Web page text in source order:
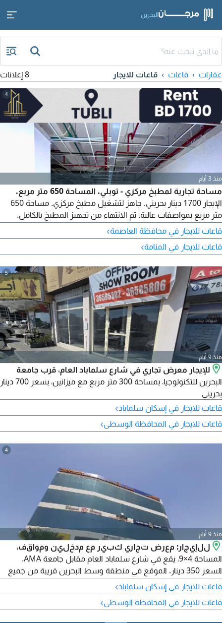
البحرين
عقارات قاعات قاعات للايجار 8 إعلانات
4
منذ 3 أيام
مساحة تجارية لمطبخ مركزي - توبلي. المساحة 650 متر مربع.
الإيجار 1700 دينار بحريني. جاهز لتشغيل مطبخ مركزي. مساحة 650
متر مربع بمواصفات عالية. تم الانتهاء من تجهيز المطبخ بالكامل.
شبكة كهرباء ومياه ثلاثية الأطوار. مدخل للشاحنات والمقطورات.
أمن على مدار الساعة. عنوان تجاري متاح. سهولة الوصول الى المنامة
سلم آباد مدينة عيسى. 1700 دينار بحريني شهريا (بدون كهرباء ومياه)
قاعات للايجار في محافظة العاصمة›
قاعات للايجار في المنامة›
5
منذ 9 أيام
للإيجار معرض تجاري في شارع سلماباد العام، قرب جامعة
البحرين للتكنولوجيا، بمساحة 300 متر مربع مع ميزانين، بسعر 700 دينار
بحريني
قاعات للايجار في إسكان سلماباد›
قاعات للايجار في المحافظة الوسطى›
4
منذ 9 أيام
للإيجار: معرض تجاري كبير مع مدخلين ومواقف،
المساحة 4×9، يقع في شارع سلماباد العام مقابل جامعة AMA.
السعر 350 دينار. الموقع في منطقة وسط البحرين قريبة من جميع
المناطق الصناعية والتجارية والخدمية. مداخل مفتوحة دون ازدحام.
يقع في مبنى تجاري. للتواصل.
قاعات للايجار في إسكان سلماباد›
قاعات للايجار في المحافظة الوسطى›